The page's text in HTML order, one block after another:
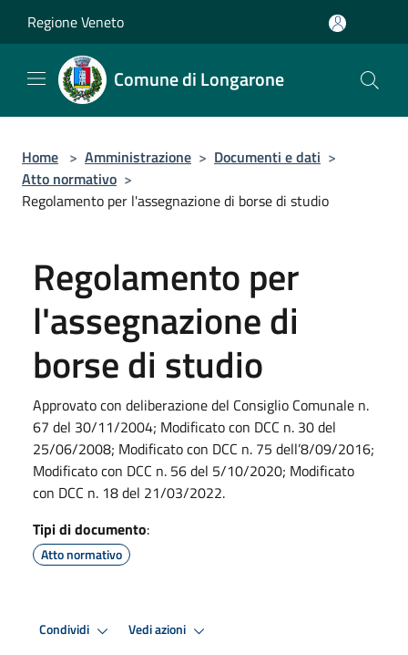
Regione Veneto
Comune di Longarone
Home > Amministrazione > Documenti e dati >
Atto normativo >
Regolamento per l'assegnazione di borse di studio
Regolamento per
l'assegnazione di
borse di studio
Approvato con deliberazione del Consiglio Comunale n.
67 del 30/11/2004; Modificato con DCC n. 30 del
25/06/2008; Modificato con DCC n. 75 dell’8/09/2016;
Modificato con DCC n. 56 del 5/10/2020; Modificato
con DCC n. 18 del 21/03/2022.
Tipi di documento:
Atto normativo
Condividi Vedi azioni